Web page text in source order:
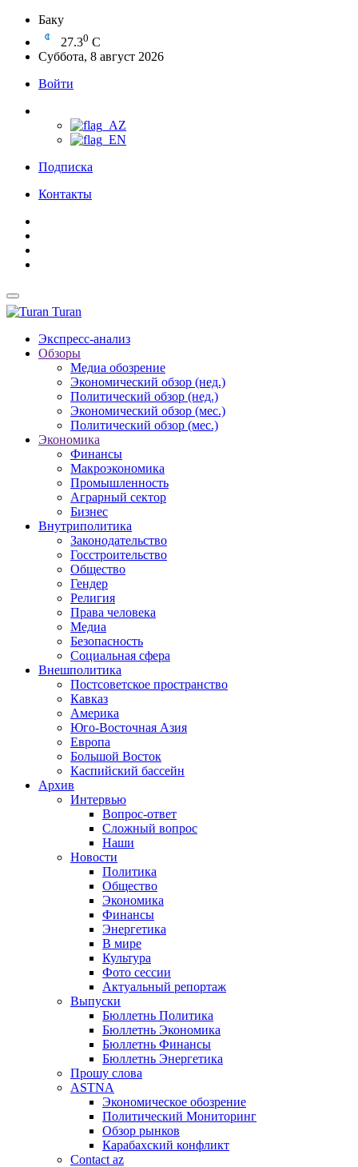
Баку
27.30 C
Суббота, 8 август 2026
Войти
Подписка
Контакты
Turan
Экспресс-анализ
Обзоры
Медиа обозрение
Экономический обзор (нед.)
Политический обзор (нед.)
Экономический обзор (мес.)
Политический обзор (мес.)
Экономика
Финансы
Макроэкономика
Промышленность
Аграрный сектор
Бизнес
Внутриполитика
Законодательство
Госстроительство
Общество
Гендер
Религия
Права человека
Медиа
Безопасность
Социальная сфера
Внешполитика
Постсоветское пространство
Кавказ
Америка
Юго-Восточная Азия
Европа
Большой Восток
Каспийский бассейн
Архив
Интервью
Вопрос-ответ
Сложный вопрос
Наши
Новости
Политика
Общество
Экономика
Финансы
Энергетика
В мире
Культура
Фото сессии
Актуальный репортаж
Выпуски
Бюллетнь Политика
Бюллетнь Экономика
Бюллетнь Финансы
Бюллетнь Энергетика
Прошу слова
ASTNA
Экономическое обозрение
Политический Мониторинг
Обзор рынков
Карабахский конфликт
Contact az